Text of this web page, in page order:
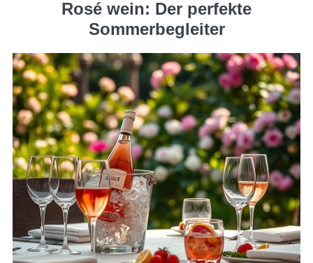
Rosé wein: Der perfekte
Sommerbegleiter